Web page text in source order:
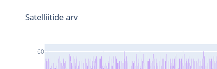
60
Satelliitide arv